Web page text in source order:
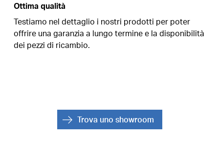
Ottima qualità
Testiamo nel dettaglio i nostri prodotti per poter
offrire una garanzia a lungo termine e la disponibilità
dei pezzi di ricambio.
Trova uno showroom